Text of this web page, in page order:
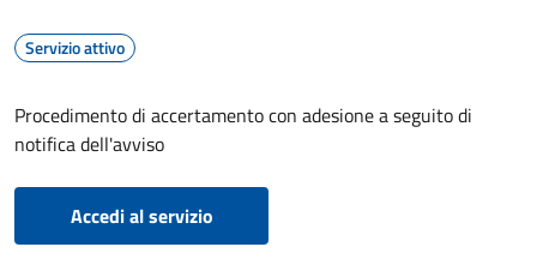
Servizio attivo
Procedimento di accertamento con adesione a seguito di
notifica dell'avviso
Accedi al servizio